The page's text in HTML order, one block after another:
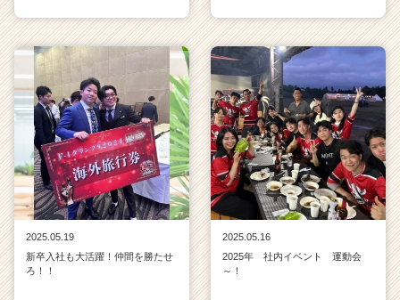
2025.05.19
新卒入社も大活躍！仲間を勝たせ
ろ！！
2025.05.16
2025年 社内イベント 運動会
～！